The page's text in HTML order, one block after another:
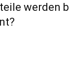
werden